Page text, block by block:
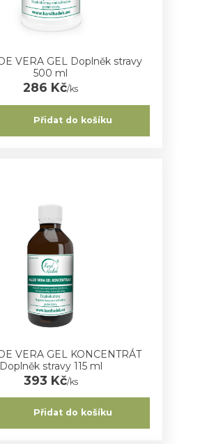
VERA GEL Doplněk stravy
500 ml
286 Kč/ks
Přidat do košíku
VERA GEL KONCENTRÁT
Doplněk stravy 115 ml
393 Kč/ks
Přidat do košíku